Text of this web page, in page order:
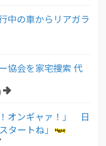
中の車からリアガラ
協会を家宅捜索 代
オンギャァ！」 日
タートね」